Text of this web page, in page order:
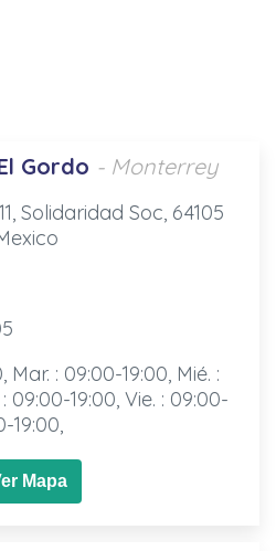
Gordo - Monterrey
Solidaridad Soc, 64105
Mar. : 09:00-19:00, Mié. :
09:00-19:00, Vie. : 09:00-
19:00,
Mapa